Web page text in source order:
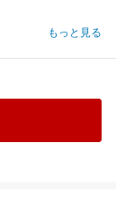
もっと見る